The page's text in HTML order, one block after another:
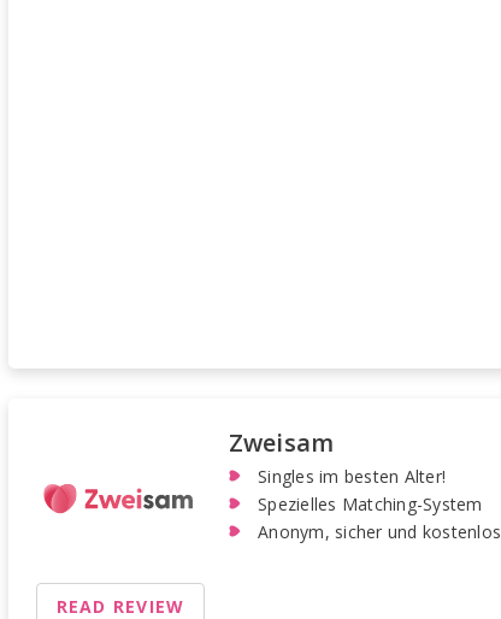
Zweisam
Singles im besten Alter!
Spezielles Matching-System
Anonym, sicher und kostenlos
READ REVIEW